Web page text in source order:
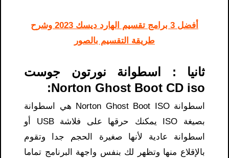
أفضل 3 برامج تقسيم الهارد ديسك 2023 وشرح
طريقة التقسيم بالصور
ثانيا : اسطوانة نورتون جوست
Norton Ghost Boot CD iso:
اسطوانة Norton Ghost Boot ISO هي اسطوانة
بصيغة ISO يمكنك حرقها على فلاشة USB أو
اسطوانة عادية لأنها صغيرة الحجم جدا وتقوم
بالإقلاع منها وتظهر لك بنفس واجهة البرنامج تماما